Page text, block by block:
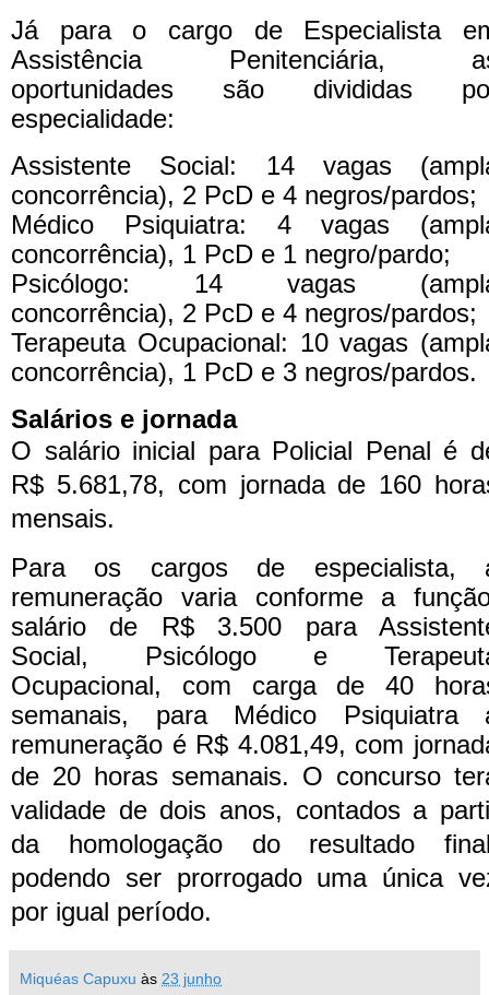
Já para o cargo de Especialista
Assistência Penitenciária,
oportunidades são divididas
especialidade:
Assistente Social: 14 vagas
concorrência), 2 PcD e 4 negros/pardos;
Médico Psiquiatra: 4 vagas
concorrência), 1 PcD e 1 negro/pardo;
Psicólogo: 14 vagas
concorrência), 2 PcD e 4 negros/pardos;
Terapeuta Ocupacional: 10 vagas
concorrência), 1 PcD e 3 negros/pardos.
Salários e jornada
O salário inicial para Policial Penal é
R$ 5.681,78, com jornada de 160
mensais.
Para os cargos de especialista,
remuneração varia conforme a
salário de R$ 3.500 para
Social, Psicólogo e
Ocupacional, com carga de 40
semanais, para Médico Psiquiatra
remuneração é R$ 4.081,49, com
de 20 horas semanais. O concurso
validade de dois anos, contados a
da homologação do resultado
podendo ser prorrogado uma única
por igual período.
Miquéas Capuxu às 23 junho